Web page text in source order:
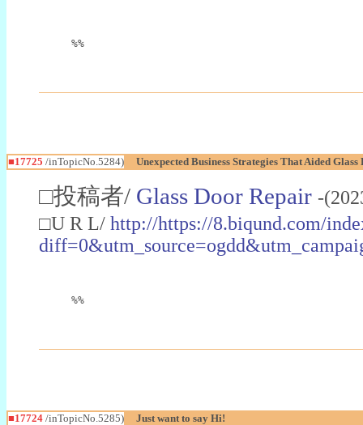
%%
■17725 /inTopicNo.5284) Unexpected Business Strategies That Aided Glass
□投稿者/ Glass Door Repair -
□U R L/ http://https://8.biqund.com/
%%
■17724 /inTopicNo.5285) Just want to say Hi!